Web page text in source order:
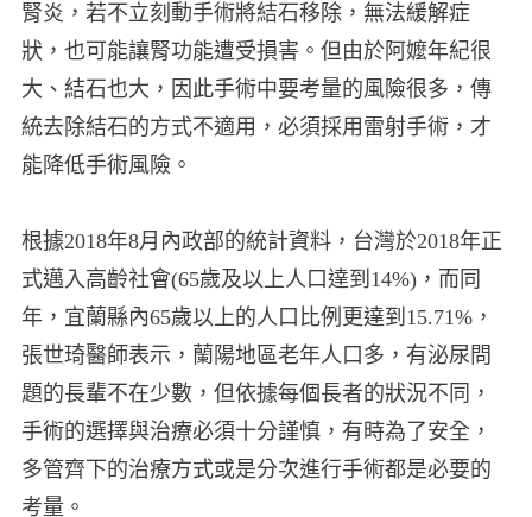
腎炎，若不立刻動手術將結石移除，無法緩解症
狀，也可能讓腎功能遭受損害。但由於阿嬤年紀很
大、結石也大，因此手術中要考量的風險很多，傳
統去除結石的方式不適用，必須採用雷射手術，才
能降低手術風險。
根據2018年8月內政部的統計資料，台灣於2018年正
式邁入高齡社會(65歲及以上人口達到14%)，而同
年，宜蘭縣內65歲以上的人口比例更達到15.71%，
張世琦醫師表示，蘭陽地區老年人口多，有泌尿問
題的長輩不在少數，但依據每個長者的狀況不同，
手術的選擇與治療必須十分謹慎，有時為了安全，
多管齊下的治療方式或是分次進行手術都是必要的
考量。